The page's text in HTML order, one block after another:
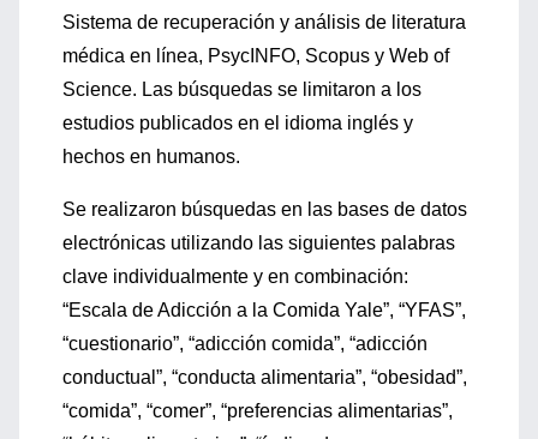
Sistema de recuperación y análisis de literatura
médica en línea, PsycINFO, Scopus y Web of
Science. Las búsquedas se limitaron a los
estudios publicados en el idioma inglés y
hechos en humanos.
Se realizaron búsquedas en las bases de datos
electrónicas utilizando las siguientes palabras
clave individualmente y en combinación:
“Escala de Adicción a la Comida Yale”, “YFAS”,
“cuestionario”, “adicción comida”, “adicción
conductual”, “conducta alimentaria”, “obesidad”,
“comida”, “comer”, “preferencias alimentarias”,